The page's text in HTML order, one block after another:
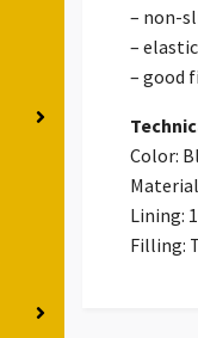
– non-
–
– good
Color:
Lining:
Filling: